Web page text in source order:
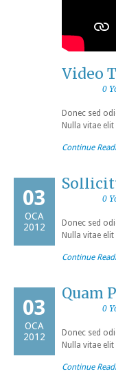
Video
0
Donec sed
Nulla vitae
Continue
03
OCA
2012
0
Donec sed
Nulla vitae
Continue
03
OCA
2012
Quam
0
Donec sed
Nulla vitae
Continue